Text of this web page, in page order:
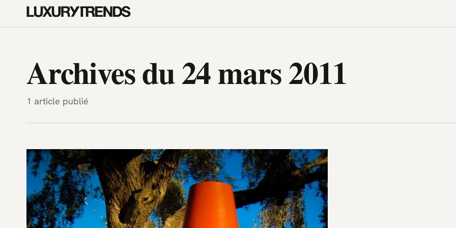
LuxuryTrends.fr — Magazine High-Tech, design, gadget,
Archives du 24 mars 2011
1 article publié